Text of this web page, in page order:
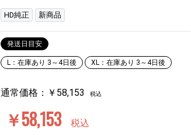
HD純正 新商品
発送日目安
L：在庫あり 3～4日後 XL：在庫あり 3～4日後
通常価格： ￥58,153 税込
￥58,153 税込